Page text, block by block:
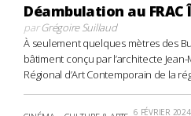
Déambulation au FRAC
parGrégoire Suillaud
À seulement quelques mètres des
bâtiment conçu par l’architecte
Régional d’Art Contemporain de la
6 FÉVRIER 2024